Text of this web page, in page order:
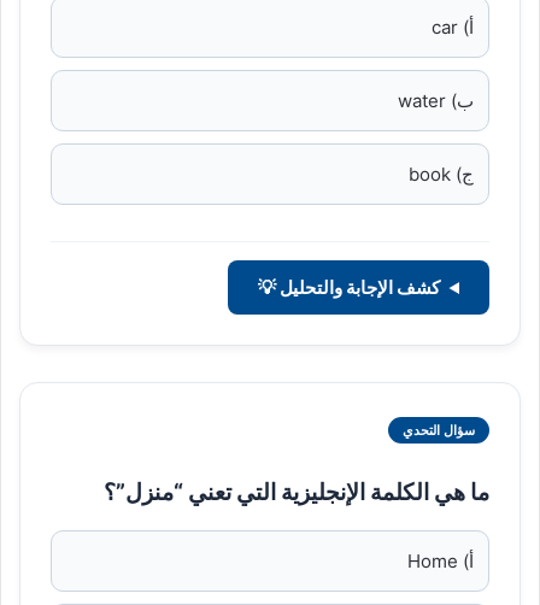
أ) car
ب) water
ج) book
كشف الإجابة والتحليل 💡
سؤال التحدي
ما هي الكلمة الإنجليزية التي تعني “منزل”؟
أ) Home